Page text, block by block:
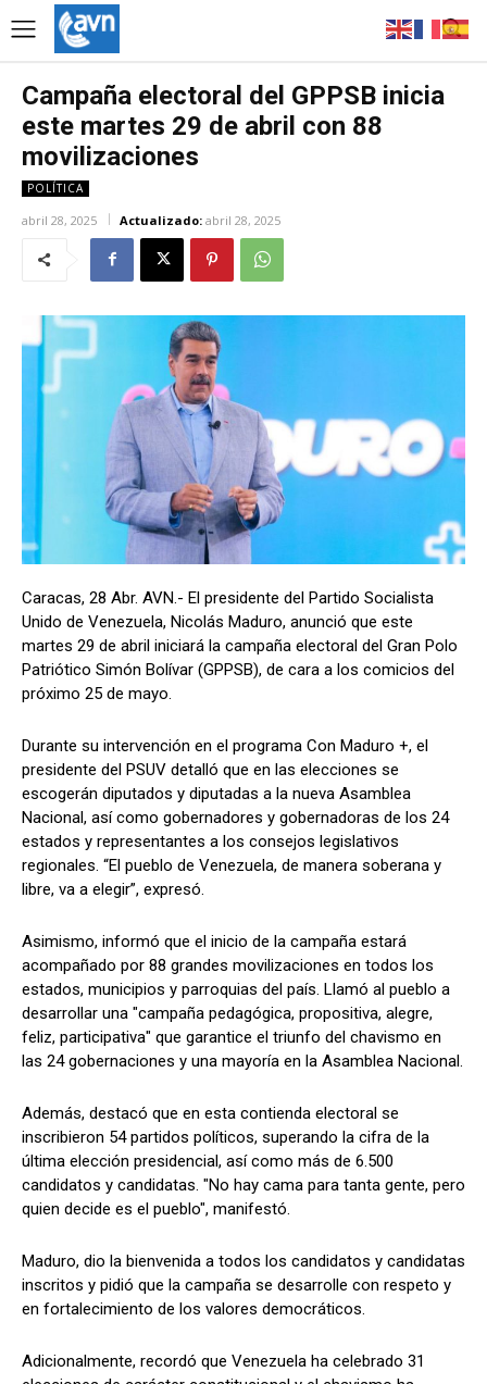
Campaña electoral del GPPSB inicia
este martes 29 de abril con 88
movilizaciones
POLÍTICA
abril 28, 2025 Actualizado: abril 28, 2025
Caracas, 28 Abr. AVN.- El presidente del Partido Socialista
Unido de Venezuela, Nicolás Maduro, anunció que este
martes 29 de abril iniciará la campaña electoral del Gran Polo
Patriótico Simón Bolívar (GPPSB), de cara a los comicios del
próximo 25 de mayo.
Durante su intervención en el programa Con Maduro +, el
presidente del PSUV detalló que en las elecciones se
escogerán diputados y diputadas a la nueva Asamblea
Nacional, así como gobernadores y gobernadoras de los 24
estados y representantes a los consejos legislativos
regionales. “El pueblo de Venezuela, de manera soberana y
libre, va a elegir”, expresó.
Asimismo, informó que el inicio de la campaña estará
acompañado por 88 grandes movilizaciones en todos los
estados, municipios y parroquias del país. Llamó al pueblo a
desarrollar una "campaña pedagógica, propositiva, alegre,
feliz, participativa" que garantice el triunfo del chavismo en
las 24 gobernaciones y una mayoría en la Asamblea Nacional.
Además, destacó que en esta contienda electoral se
inscribieron 54 partidos políticos, superando la cifra de la
última elección presidencial, así como más de 6.500
candidatos y candidatas. "No hay cama para tanta gente, pero
quien decide es el pueblo", manifestó.
Maduro, dio la bienvenida a todos los candidatos y candidatas
inscritos y pidió que la campaña se desarrolle con respeto y
en fortalecimiento de los valores democráticos.
Adicionalmente, recordó que Venezuela ha celebrado 31